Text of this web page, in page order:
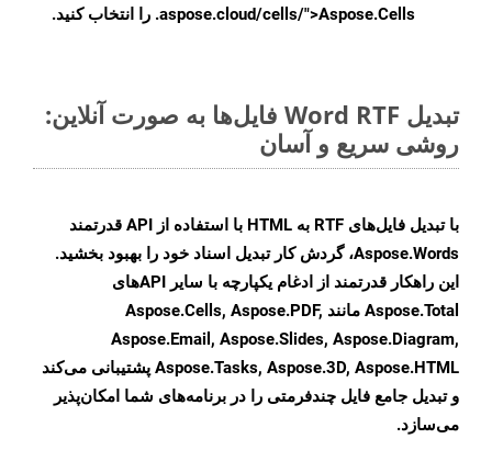
.aspose.cloud/cells/">Aspose.Cells را انتخاب کنید.
تبدیل Word RTF فایل‌ها به صورت آنلاین:
روشی سریع و آسان
با تبدیل فایل‌های RTF به HTML با استفاده از API قدرتمند
Aspose.Words، گردش کار تبدیل اسناد خود را بهبود بخشید.
این راهکار قدرتمند از ادغام یکپارچه با سایر APIهای
Aspose.Total مانند Aspose.Cells, Aspose.PDF,
Aspose.Email, Aspose.Slides, Aspose.Diagram,
Aspose.Tasks, Aspose.3D, Aspose.HTML پشتیبانی می‌کند
و تبدیل جامع فایل چندفرمتی را در برنامه‌های شما امکان‌پذیر
می‌سازد.